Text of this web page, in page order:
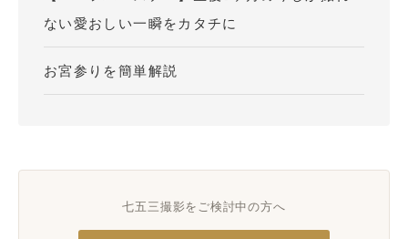
ない愛おしい一瞬をカタチに
お宮参りを簡単解説
七五三撮影をご検討中の方へ